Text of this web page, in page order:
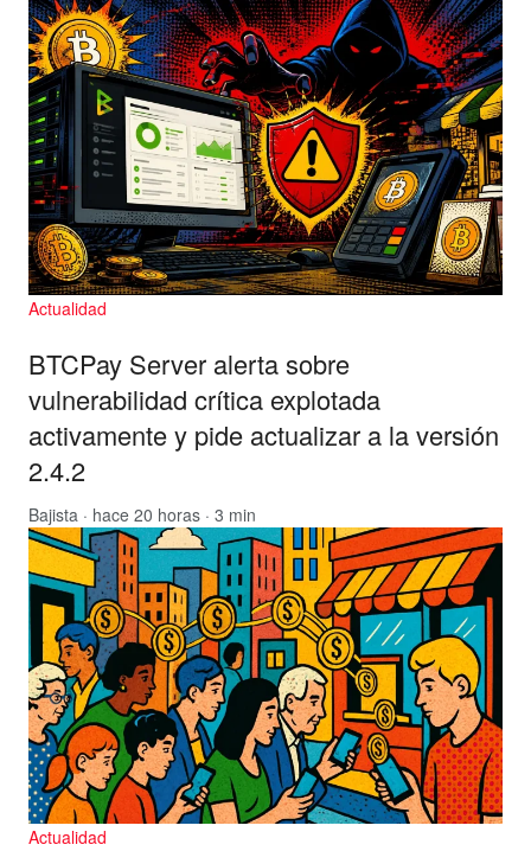
Actualidad
BTCPay Server alerta sobre
vulnerabilidad crítica explotada
activamente y pide actualizar a la versión
2.4.2
Bajista · hace 20 horas · 3 min
Actualidad